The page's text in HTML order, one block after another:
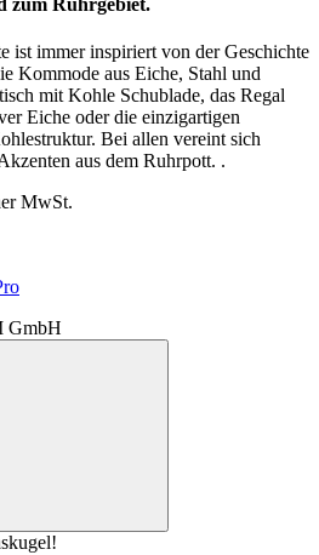
ist immer inspiriert von der Geschichte
Kommode aus Eiche, Stahl und
mit Kohle Schublade, das Regal
Eiche oder die einzigartigen
Bei allen vereint sich
aus dem Ruhrpott. .
MwSt.
GmbH